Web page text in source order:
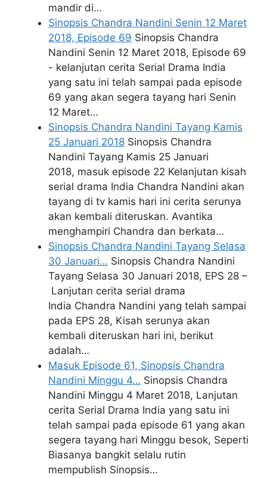
mandir di…
Sinopsis Chandra Nandini Senin 12 Maret
2018, Episode 69 Sinopsis Chandra
Nandini Senin 12 Maret 2018, Episode 69
- kelanjutan cerita Serial Drama India
yang satu ini telah sampai pada episode
69 yang akan segera tayang hari Senin
12 Maret…
Sinopsis Chandra Nandini Tayang Kamis
25 Januari 2018 Sinopsis Chandra
Nandini Tayang Kamis 25 Januari
2018, masuk episode 22 Kelanjutan kisah
serial drama India Chandra Nandini akan
tayang di tv kamis hari ini cerita serunya
akan kembali diteruskan. Avantika
menghampiri Chandra dan berkata…
Sinopsis Chandra Nandini Tayang Selasa
30 Januari… Sinopsis Chandra Nandini
Tayang Selasa 30 Januari 2018, EPS 28 –
Lanjutan cerita serial drama
India Chandra Nandini yang telah sampai
pada EPS 28, Kisah serunya akan
kembali diteruskan hari ini, berikut
adalah…
Masuk Episode 61, Sinopsis Chandra
Nandini Minggu 4… Sinopsis Chandra
Nandini Minggu 4 Maret 2018, Lanjutan
cerita Serial Drama India yang satu ini
telah sampai pada episode 61 yang akan
segera tayang hari Minggu besok, Seperti
Biasanya bangkit selalu rutin
mempublish Sinopsis…